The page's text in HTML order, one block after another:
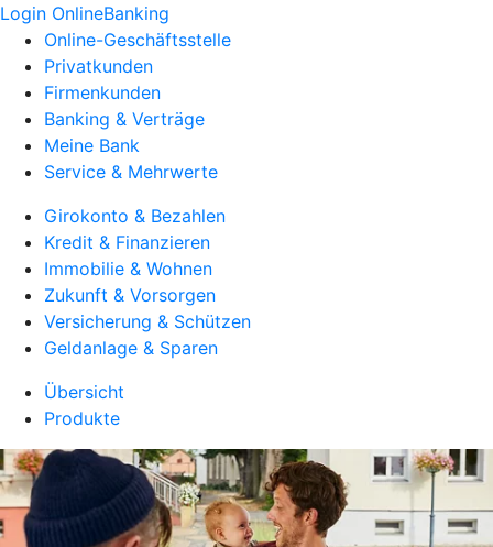
Login OnlineBanking
Online-Geschäftsstelle
Privatkunden
Firmenkunden
Banking & Verträge
Meine Bank
Service & Mehrwerte
Girokonto & Bezahlen
Kredit & Finanzieren
Immobilie & Wohnen
Zukunft & Vorsorgen
Versicherung & Schützen
Geldanlage & Sparen
Übersicht
Produkte